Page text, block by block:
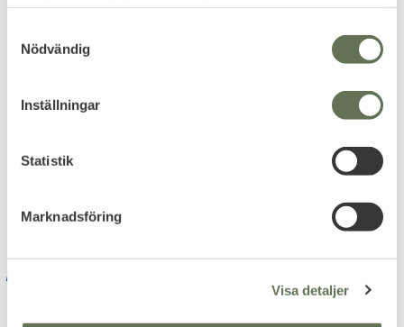
Nödvändig
Inställningar
Statistik
Marknadsföring
Visa detaljer
PRENUMERERA & TA DEL AV VÅRA